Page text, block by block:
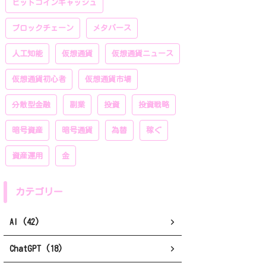
ビットコインキャッシュ
ブロックチェーン メタバース
人工知能 仮想通貨 仮想通貨ニュース
仮想通貨初心者 仮想通貨市場
分散型金融 副業 投資 投資戦略
暗号資産 暗号通貨 為替 稼ぐ
資産運用 金
カテゴリー
AI (42)
ChatGPT (18)